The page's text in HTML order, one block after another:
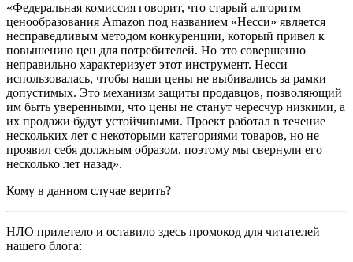
«Федеральная комиссия говорит, что старый алгоритм
ценообразования Amazon под названием «Несси» является
несправедливым методом конкуренции, который привел к
повышению цен для потребителей. Но это совершенно
неправильно характеризует этот инструмент. Несси
использовалась, чтобы наши цены не выбивались за рамки
допустимых. Это механизм защиты продавцов, позволяющий
им быть уверенными, что цены не станут чересчур низкими, а
их продажи будут устойчивыми. Проект работал в течение
нескольких лет с некоторыми категориями товаров, но не
проявил себя должным образом, поэтому мы свернули его
несколько лет назад».
Кому в данном случае верить?
НЛО прилетело и оставило здесь промокод для читателей
нашего блога: